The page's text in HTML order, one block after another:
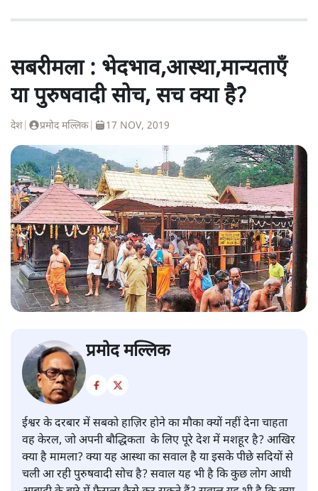
सबरीमला : भेदभाव,आस्था,मान्यताएँ
या पुरुषवादी सोच, सच क्या है?
देश प्रमोद मल्लिक 17 NOV, 2019
प्रमोद मल्लिक
ईश्वर के दरबार में सबको हाज़िर होने का मौका क्यों नहीं देना चाहता
वह केरल, जो अपनी बौद्धिकता के लिए पूरे देश में मशहूर है? आखिर
क्या है मामला? क्या यह आस्था का सवाल है या इसके पीछे सदियों से
चली आ रही पुरुषवादी सोच है? सवाल यह भी है कि कुछ लोग आधी